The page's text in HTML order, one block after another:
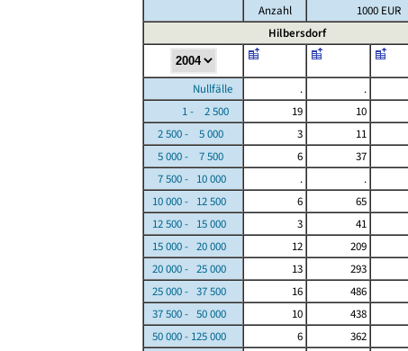
Anzahl
1000 EUR
Hilbersdorf
Nullfälle . .
1 - 2 500
19 10
2 500 - 5 000
3 11
5 000 - 7 500
6 37
7 500 - 10 000
. .
10 000 - 12 500
6 65
12 500 - 15 000
3 41
15 000 - 20 000
12 209
20 000 - 25 000
13 293
25 000 - 37 500
16 486
37 500 - 50 000
10 438
50 000 - 125 000
6 362